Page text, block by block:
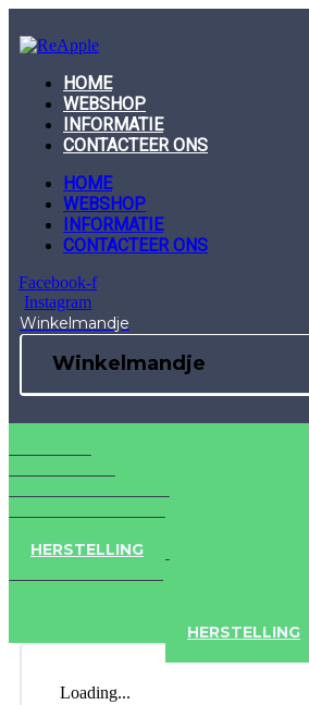
to
content
HOME
WEBSHOP
INFORMATIE
CONTACTEER ONS
HOME
WEBSHOP
INFORMATIE
CONTACTEER ONS
Facebook-f
Instagram
Winkelmandje
Winkelmandje
HERSTELLING
HERSTELLING
Loading...